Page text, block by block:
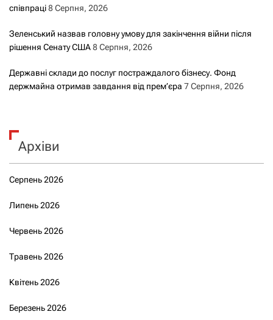
співпраці8 Серпня, 2026
Зеленський назвав головну умову для закінчення війни після
рішення Сенату США8 Серпня, 2026
Державні склади до послуг постраждалого бізнесу. Фонд
держмайна отримав завдання від прем’єра 7 Серпня, 2026
Архіви
Серпень 2026
Липень 2026
Червень 2026
Травень 2026
Квітень 2026
Березень 2026